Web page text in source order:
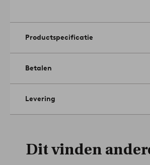
zetten.Artikelnummer: 2216029-03-0
Productspecificatie
Betalen
Levering
Dit vinden